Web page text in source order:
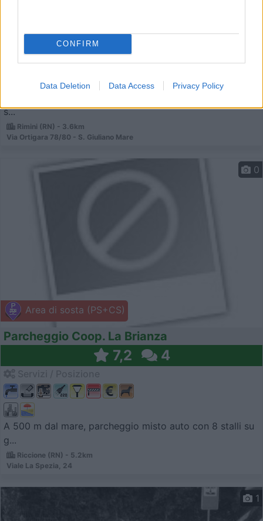
CONFIRM
Data Deletion Data Access Privacy Policy
Servizi / Posizione
s...
Rimini (RN) - 3.6km
Via Ortigara 78/80 - S. Giuliano Mare
Area di sosta (PS+CS)
0
Parcheggio Coop. La Brianza
7,2 4
A 500 m dal mare, parcheggio misto auto con 8 stalli su
g...
Riccione (RN) - 5.2km
Viale La Spezia, 24
1